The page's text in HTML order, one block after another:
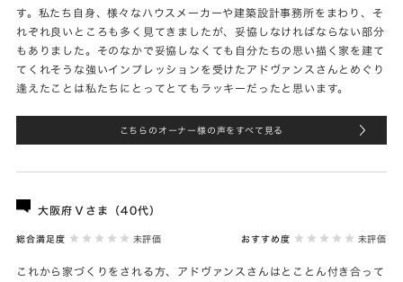
す。私たち自身、様々なハウスメーカーや建築設計事務所をまわり、そ
れぞれ良いところも多く見てきましたが、妥協しなければならない部分
もありました。そのなかで妥協しなくても自分たちの思い描く家を建て
てくれそうな強いインプレッションを受けたアドヴァンスさんとめぐり
逢えたことは私たちにとってとてもラッキーだったと思います。
こちらのオーナー様の声をすべて見る
大阪府Ｖさま（40代）
総合満足度 未評価 おすすめ度 未評価
これから家づくりをされる方、アドヴァンスさんはとことん付き合って